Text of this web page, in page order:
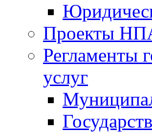
Проекты
Регламенты
услуг